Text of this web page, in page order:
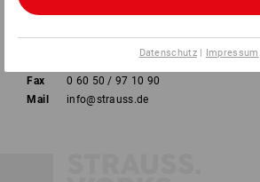
Fax
0 60 50 / 97 10 90
Mail
info@strauss.de
Datenschutz| Impressum